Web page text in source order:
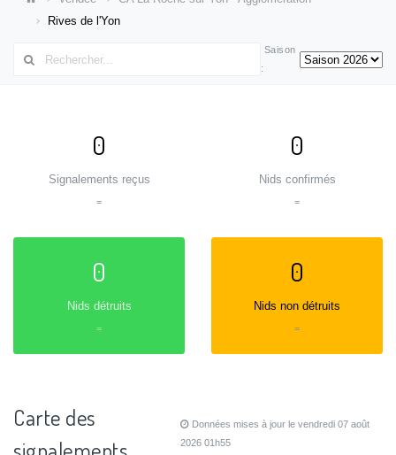
Rives de l'Yon
Saison
:
0
Signalements reçus
=
0
Nids confirmés
=
0
Nids détruits
=
0
Nids non détruits
=
Carte des
Données mises à jour le vendredi 07 août
2026 01h55